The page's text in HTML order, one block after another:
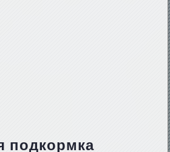
подкормка